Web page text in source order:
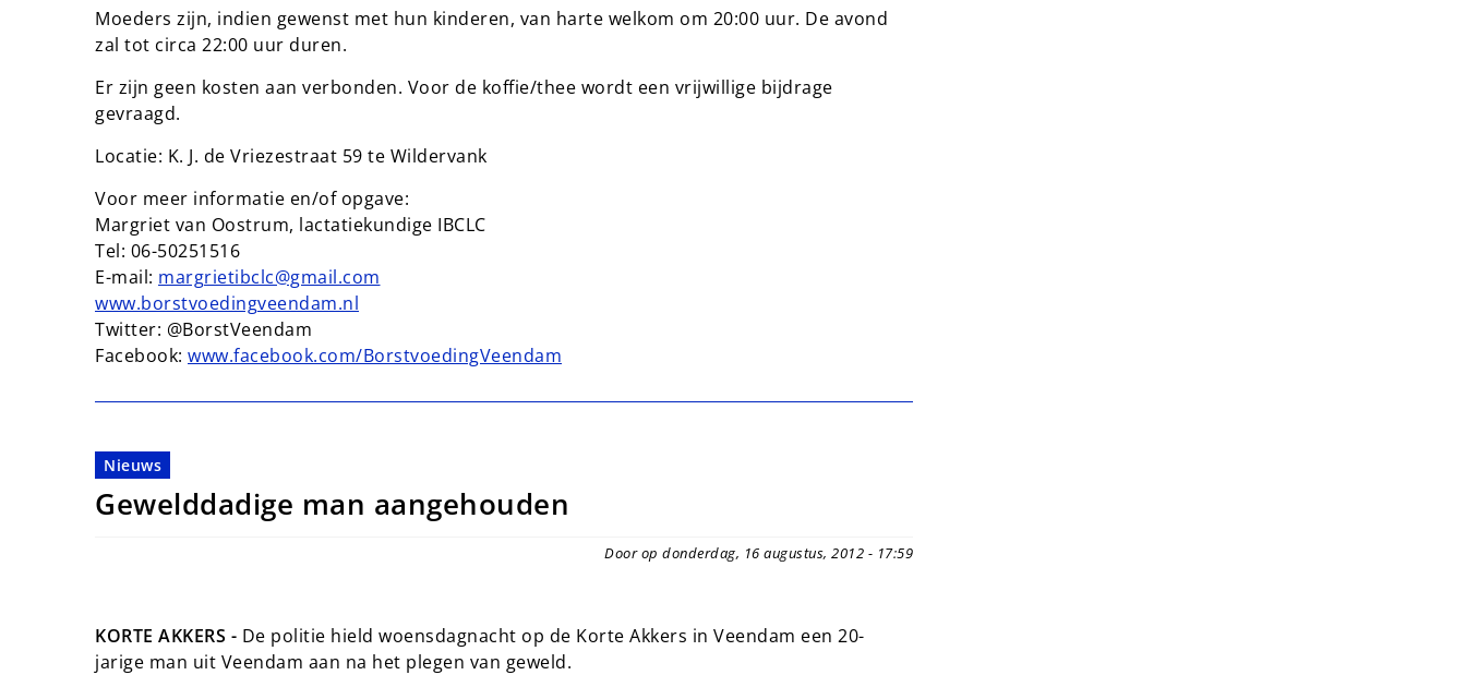
Moeders zijn, indien gewenst met hun kinderen, van harte welkom om 20:00 uur. De avond
zal tot circa 22:00 uur duren.
Er zijn geen kosten aan verbonden. Voor de koffie/thee wordt een vrijwillige bijdrage
gevraagd.
Locatie: K. J. de Vriezestraat 59 te Wildervank
Voor meer informatie en/of opgave:
Margriet van Oostrum, lactatiekundige IBCLC
Tel: 06-50251516
E-mail: margrietibclc@gmail.com
www.borstvoedingveendam.nl
Twitter: @BorstVeendam
Facebook: www.facebook.com/BorstvoedingVeendam
Nieuws
Gewelddadige man aangehouden
Door op donderdag, 16 augustus, 2012 - 17:59
KORTE AKKERS - De politie hield woensdagnacht op de Korte Akkers in Veendam een 20-
jarige man uit Veendam aan na het plegen van geweld.